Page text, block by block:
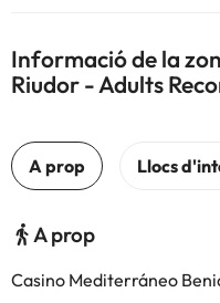
Informació de la
Riudor - Adults
A prop
Casino Mediterráneo